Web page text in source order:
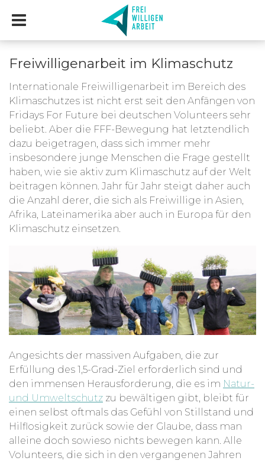
Freiwilligenarbeit im Klimaschutz
Internationale Freiwilligenarbeit im Bereich des
Klimaschutzes ist nicht erst seit den Anfängen von
Fridays For Future bei deutschen Volunteers sehr
beliebt. Aber die FFF-Bewegung hat letztendlich
dazu beigetragen, dass sich immer mehr
insbesondere junge Menschen die Frage gestellt
haben, wie sie aktiv zum Klimaschutz auf der Welt
beitragen können. Jahr für Jahr steigt daher auch
die Anzahl derer, die sich als Freiwillige in Asien,
Afrika, Lateinamerika aber auch in Europa für den
Klimaschutz einsetzen.
Angesichts der massiven Aufgaben, die zur
Erfüllung des 1,5-Grad-Ziel erforderlich sind und
den immensen Herausforderung, die es im Natur-
und Umweltschutz zu bewältigen gibt, bleibt für
einen selbst oftmals das Gefühl von Stillstand und
Hilflosigkeit zurück sowie der Glaube, dass man
alleine doch sowieso nichts bewegen kann. Alle
Volunteers, die sich in den vergangenen Jahren